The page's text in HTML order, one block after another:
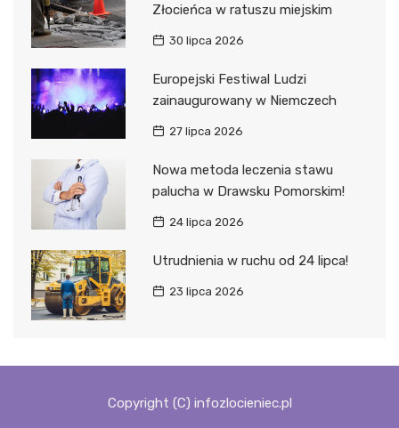
Złocieńca w ratuszu miejskim
30 lipca 2026
Europejski Festiwal Ludzi
zainaugurowany w Niemczech
27 lipca 2026
Nowa metoda leczenia stawu
palucha w Drawsku Pomorskim!
24 lipca 2026
Utrudnienia w ruchu od 24 lipca!
23 lipca 2026
Copyright (C) infozlocieniec.pl